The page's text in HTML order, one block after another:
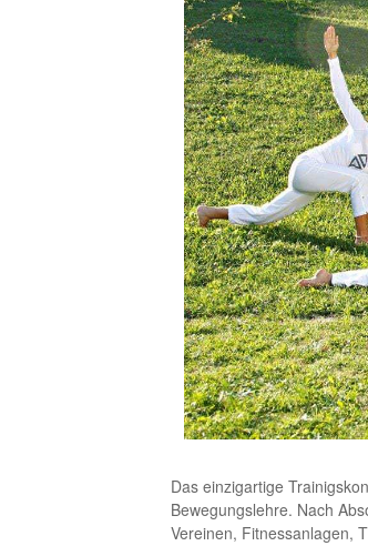
Das einzigartige
Bewegungslehre. Nach
Vereinen, Fitnessanlagen,